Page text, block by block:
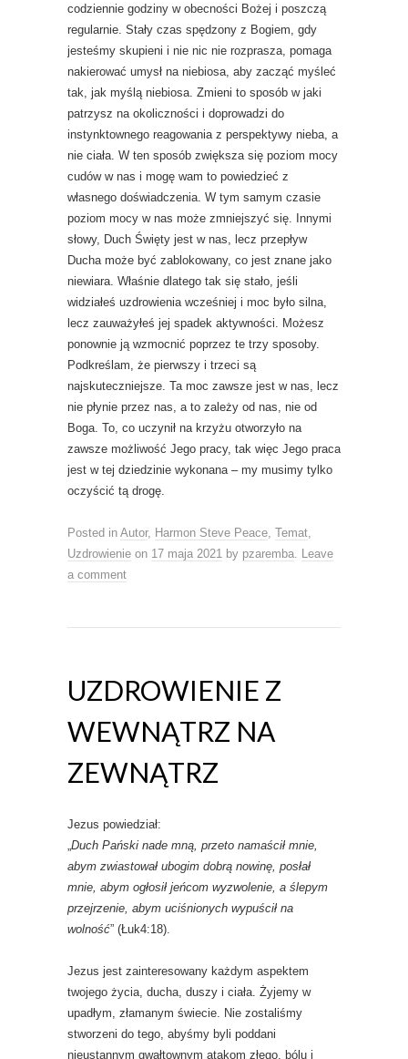
codziennie godziny w obecności Bożej i poszczą
regularnie. Stały czas spędzony z Bogiem, gdy
jesteśmy skupieni i nie nic nie rozprasza, pomaga
nakierować umysł na niebiosa, aby zacząć myśleć
tak, jak myślą niebiosa. Zmieni to sposób w jaki
patrzysz na okoliczności i doprowadzi do
instynktownego reagowania z perspektywy nieba, a
nie ciała. W ten sposób zwiększa się poziom mocy
cudów w nas i mogę wam to powiedzieć z
własnego doświadczenia. W tym samym czasie
poziom mocy w nas może zmniejszyć się. Innymi
słowy, Duch Święty jest w nas, lecz przepływ
Ducha może być zablokowany, co jest znane jako
niewiara. Właśnie dlatego tak się stało, jeśli
widziałeś uzdrowienia wcześniej i moc było silna,
lecz zauważyłeś jej spadek aktywności. Możesz
ponownie ją wzmocnić poprzez te trzy sposoby.
Podkreślam, że pierwszy i trzeci są
najskuteczniejsze. Ta moc zawsze jest w nas, lecz
nie płynie przez nas, a to zależy od nas, nie od
Boga. To, co uczynił na krzyżu otworzyło na
zawsze możliwość Jego pracy, tak więc Jego praca
jest w tej dziedzinie wykonana – my musimy tylko
oczyścić tą drogę.
Posted in Autor, Harmon Steve Peace, Temat,
Uzdrowienie on 17 maja 2021 by pzaremba. Leave
a comment
UZDROWIENIE Z
WEWNĄTRZ NA
ZEWNĄTRZ
Jezus powiedział:
„Duch Pański nade mną, przeto namaścił mnie,
abym zwiastował ubogim dobrą nowinę, posłał
mnie, abym ogłosił jeńcom wyzwolenie, a ślepym
przejrzenie, abym uciśnionych wypuścił na
wolność” (Łuk4:18).
Jezus jest zainteresowany każdym aspektem
twojego życia, ducha, duszy i ciała. Żyjemy w
upadłym, złamanym świecie. Nie zostaliśmy
stworzeni do tego, abyśmy byli poddani
nieustannym gwałtownym atakom złego, bólu i